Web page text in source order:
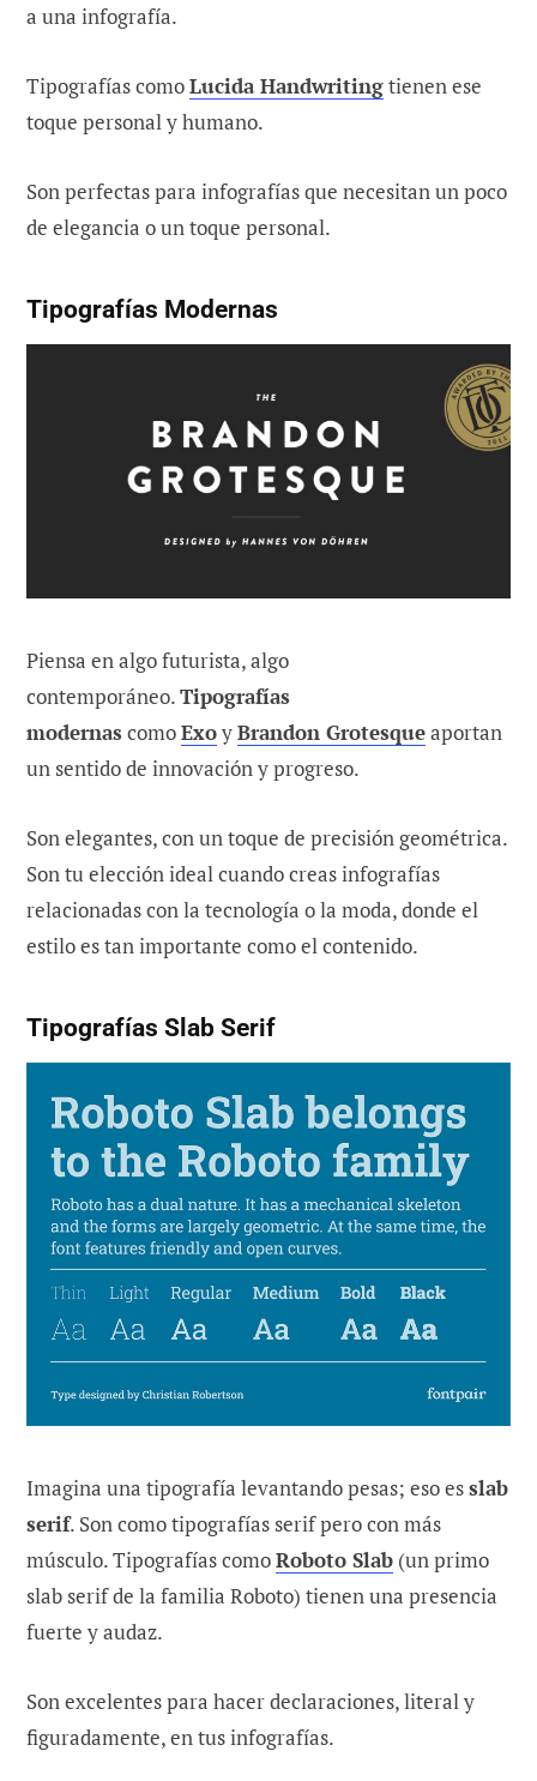
a una infografía.
Tipografías comoLucida Handwritingtienen ese
toque personal y humano.
Son perfectas para infografías que necesitan un poco
de elegancia o un toque personal.
Tipografías Modernas
Piensa en algo futurista, algo
contemporáneo.Tipografías
modernas comoExoyBrandon Grotesqueaportan
un sentido de innovación y progreso.
Son elegantes, con un toque de precisión geométrica.
Son tu elección ideal cuando creas infografías
relacionadas con la tecnología o la moda, donde el
estilo es tan importante como el contenido.
Tipografías Slab Serif
Imagina una tipografía levantando pesas; eso esslab
serif. Son como tipografías serif pero con más
músculo. Tipografías comoRoboto Slab (un primo
slab serif de la familia Roboto) tienen una presencia
fuerte y audaz.
Son excelentes para hacer declaraciones, literal y
figuradamente, en tus infografías.